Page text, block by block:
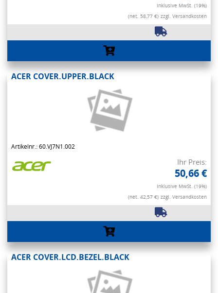
Inklusive MwSt. (19%)
(net. 58,77 €) zzgl. Versandkosten
ACER COVER.UPPER.BLACK
Artikelnr.: 60.VJ7N1.002
Ihr Preis:
50,66 €
Inklusive MwSt. (19%)
(net. 42,57 €) zzgl. Versandkosten
ACER COVER.LCD.BEZEL.BLACK